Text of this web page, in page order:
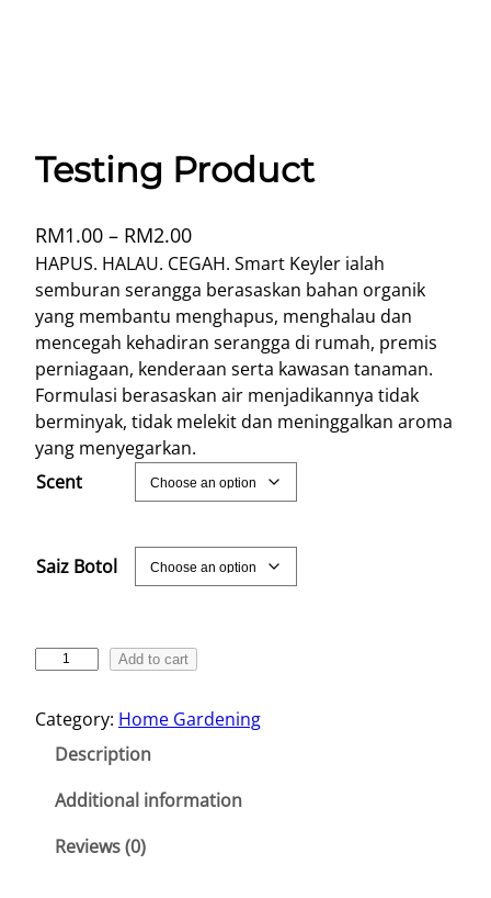
Testing Product
RM1.00 – RM2.00P
r
i
c
e
r
a
g
e
R
M
.
0
r
HAPUS. HALAU. CEGAH. Smart Keyler ialah
semburan serangga berasaskan bahan organik
yang membantu menghapus, menghalau dan
mencegah kehadiran serangga di rumah, premis
perniagaan, kenderaan serta kawasan tanaman.
Formulasi berasaskan air menjadikannya tidak
berminyak, tidak melekit dan meninggalkan aroma
yang menyegarkan.
Scent
Saiz Botol
s
Add to cart
Category: Home Gardening
Description
Additional information
Reviews (0)